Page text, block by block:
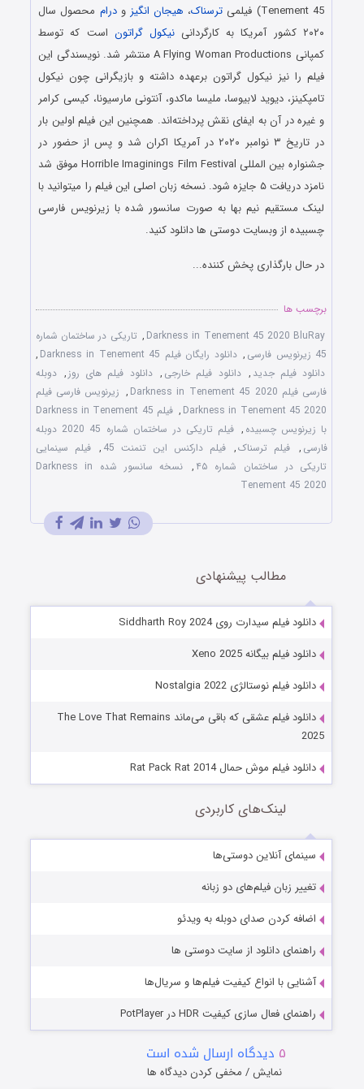
Tenement 45) فیلمی
ترسناک، هیجان انگیز ودرام محصول سال
۲۰۲۰ کشور آمریکا به کارگردانی
نیکول گراتون است که توسط
کمپانی A Flying Woman Productions منتشر شد. نویسندگی این
فیلم را نیز نیکول گراتون برعهده داشته و بازیگرانی چون نیکول
تامپکینز، دیوید لابیوسا، ملیسا ماکدو، آنتونی مارسیونا، کیسی کرامر
و غیره در آن به ایفای نقش پرداخته‌اند. همچنین این فیلم اولین بار
در تاریخ ۳ نوامبر ۲۰۲۰ در آمریکا اکران شد و پس از حضور در
جشنواره بین المللی Horrible Imaginings Film Festival موفق شد
نامزد دریافت ۵ جایزه شود. نسخه زبان اصلی این فیلم را میتوانید با
لینک مستقیم نیم بها به صورت سانسور شده با زیرنویس فارسی
چسبیده از وبسایت دوستی ها دانلود کنید.
در حال بارگذاری پخش کننده...
برچسب ها
Darkness in Tenement 45 2020 BluRay
, تاریکی در ساختمان شماره
45 زیرنویس فارسی
, دانلود رایگان فیلم Darkness in Tenement 45
,
دانلود فیلم جدید , دانلود فیلم خارجی , دانلود فیلم های روز , دوبله
فارسی فیلم Darkness in Tenement 45 2020
, زیرنویس فارسی فیلم
Darkness in Tenement 45 2020
,
فیلم Darkness in Tenement 45
با زیرنویس چسبیده ,
فیلم تاریکی در ساختمان شماره 45 2020 دوبله
فارسی , فیلم ترسناک, فیلم دارکنس این تنمنت 45 , فیلم سینمایی
تاریکی در ساختمان شماره ۴۵
,
نسخه سانسور شده Darkness in
Tenement 45 2020
مطالب پیشنهادی
دانلود فیلم سیدارت روی Siddharth Roy 2024
دانلود فیلم بیگانه Xeno 2025
دانلود فیلم نوستالژی Nostalgia 2022
دانلود فیلم عشقی که باقی می‌ماند The Love That Remains
2025
دانلود فیلم موش حمال Rat Pack Rat 2014
لینک‌های کاربردی
سینمای آنلاین دوستی‌ها
تغییر زبان فیلم‌های دو زبانه
اضافه کردن صدای دوبله به ویدئو
راهنمای دانلود از سایت دوستی ها
آشنایی با انواع کیفیت فیلم‌ها و سریال‌ها
راهنمای فعال سازی کیفیت HDR در PotPlayer
۵ دیدگاه ارسال شده است
نمایش / مخفی کردن دیدگاه ها